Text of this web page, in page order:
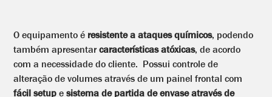
hora
Frasco
1L: 500 a
700
O equipamento é resistente a ataques químicos, podendo
também apresentarcaracterísticas atóxicas, de acordo
com a necessidade do cliente. Possui controle de
alteração de volumes através de um painel frontal com
fácil setup esistema de partida de envase através de